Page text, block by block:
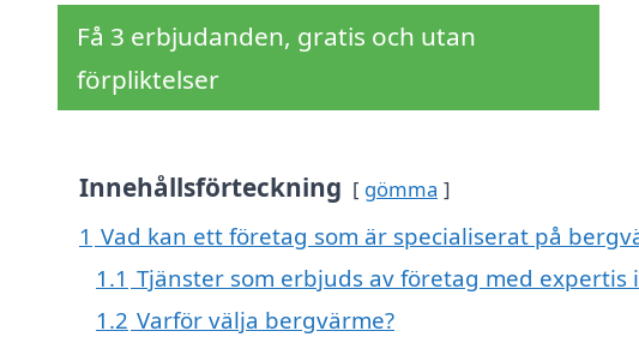
Få 3 erbjudanden, gratis och utan
förpliktelser
Innehållsförteckning gömma
1 Vad kan ett företag som är specialiserat på
1.1 Tjänster som erbjuds av företag med expertis
1.2 Varför välja bergvärme?